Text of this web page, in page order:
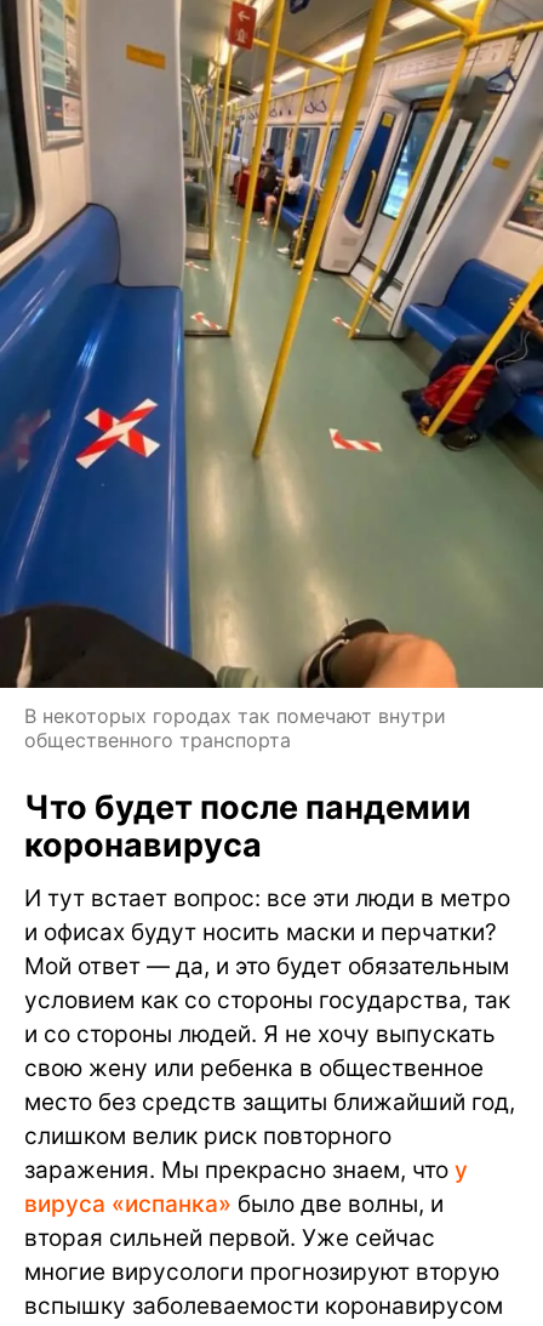
В некоторых городах так помечают внутри
общественного транспорта
Что будет после пандемии
коронавируса
И тут встает вопрос: все эти люди в метро
и офисах будут носить маски и перчатки?
Мой ответ — да, и это будет обязательным
условием как со стороны государства, так
и со стороны людей. Я не хочу выпускать
свою жену или ребенка в общественное
место без средств защиты ближайший год,
слишком велик риск повторного
заражения. Мы прекрасно знаем, что у
вируса «испанка» было две волны, и
вторая сильней первой. Уже сейчас
многие вирусологи прогнозируют вторую
вспышку заболеваемости коронавирусом